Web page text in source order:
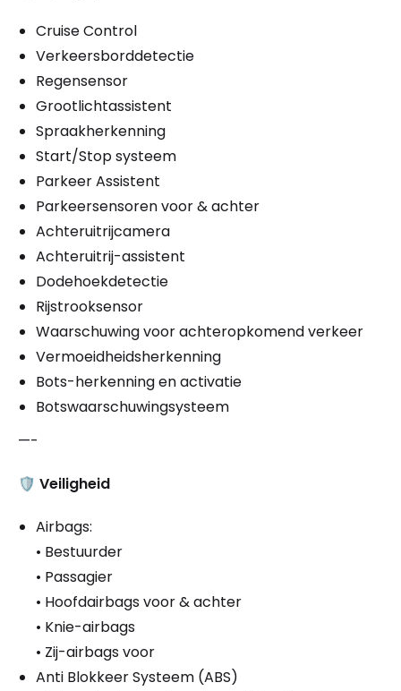
Cruise Control
Verkeersborddetectie
Regensensor
Grootlichtassistent
Spraakherkenning
Start/Stop systeem
Parkeer Assistent
Parkeersensoren voor & achter
Achteruitrijcamera
Achteruitrij-assistent
Dodehoekdetectie
Rijstrooksensor
Waarschuwing voor achteropkomend verkeer
Vermoeidheidsherkenning
Bots-herkenning en activatie
Botswaarschuwingsysteem
—-
🛡️ Veiligheid
Airbags:
• Bestuurder
• Passagier
• Hoofdairbags voor & achter
• Knie-airbags
• Zij-airbags voor
Anti Blokkeer Systeem (ABS)